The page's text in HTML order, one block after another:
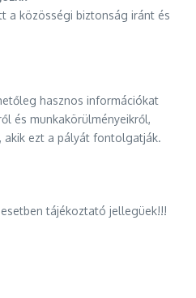
a közösségi biztonság iránt és
hasznos információkat
és munkakörülményeikről,
akik ezt a pályát fontolgatják.
tájékoztató jellegüek!!!